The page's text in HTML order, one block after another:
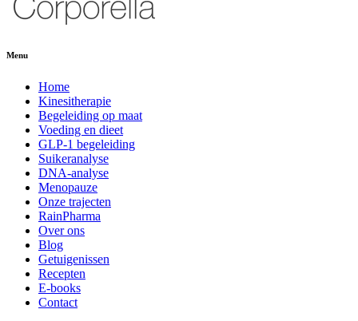
Menu
Home
Kinesitherapie
Begeleiding op maat
Voeding en dieet
GLP-1 begeleiding
Suikeranalyse
DNA-analyse
Menopauze
Onze trajecten
RainPharma
Over ons
Blog
Getuigenissen
Recepten
E-books
Contact